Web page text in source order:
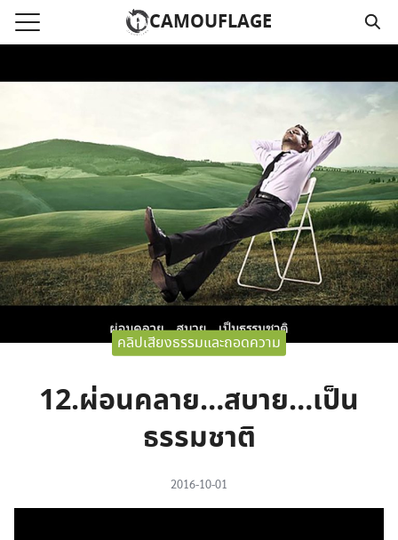
Skip
CAMOUFLAGE
ามคลิปเสียงธรรม
ลด MP3
งสือออนไลน์
ม
คลิปเสียงธรรมและถอดความ
12.ผ่อนคลาย…สบาย…เป็น
ธรรมชาติ
2016-10-01